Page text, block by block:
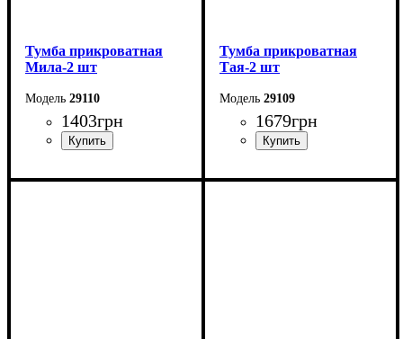
Тумба прикроватная
Мила-2 шт
29110
1403грн
Ширина: 45 см
Тумба прикроватная
Тая-2 шт
29109
1679грн
Ширина: 55 см